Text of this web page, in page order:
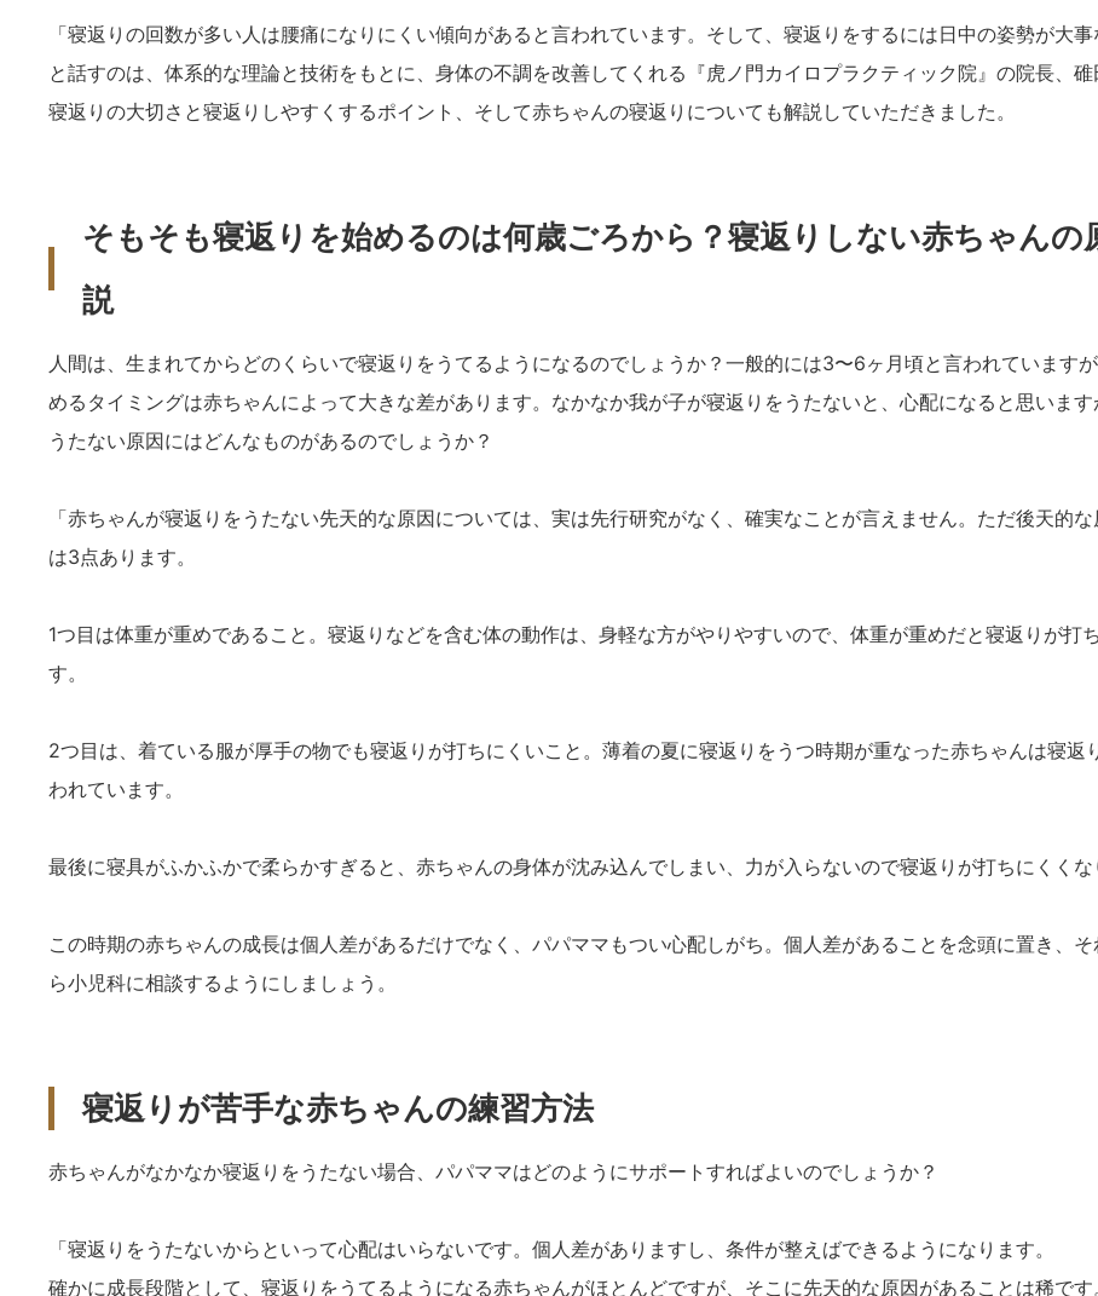
「寝返りの回数が多い人は腰痛になりにくい傾向があると言われています。そして、寝返りをするには日中の姿勢が大事
と話すのは、体系的な理論と技術をもとに、身体の不調を改善してくれる『虎ノ門カイロプラクティック院』の院長、碓
寝返りの大切さと寝返りしやすくするポイント、そして赤ちゃんの寝返りについても解説していただきました。
そもそも寝返りを始めるのは何歳ごろから？寝返りしない赤ちゃんの
説
人間は、生まれてからどのくらいで寝返りをうてるようになるのでしょうか？一般的には3〜6ヶ月頃と言われています
めるタイミングは赤ちゃんによって大きな差があります。なかなか我が子が寝返りをうたないと、心配になると思いま
うたない原因にはどんなものがあるのでしょうか？
「赤ちゃんが寝返りをうたない先天的な原因については、実は先行研究がなく、確実なことが言えません。ただ後天的
は3点あります。
1つ目は体重が重めであること。寝返りなどを含む体の動作は、身軽な方がやりやすいので、体重が重めだと寝返りが打
す。
2つ目は、着ている服が厚手の物でも寝返りが打ちにくいこと。薄着の夏に寝返りをうつ時期が重なった赤ちゃんは寝返
われています。
最後に寝具がふかふかで柔らかすぎると、赤ちゃんの身体が沈み込んでしまい、力が入らないので寝返りが打ちにくくな
この時期の赤ちゃんの成長は個人差があるだけでなく、パパママもつい心配しがち。個人差があることを念頭に置き、
ら小児科に相談するようにしましょう。
寝返りが苦手な赤ちゃんの練習方法
赤ちゃんがなかなか寝返りをうたない場合、パパママはどのようにサポートすればよいのでしょうか？
「寝返りをうたないからといって心配はいらないです。個人差がありますし、条件が整えばできるようになります。
確かに成長段階として、寝返りをうてるようになる赤ちゃんがほとんどですが、そこに先天的な原因があることは稀で